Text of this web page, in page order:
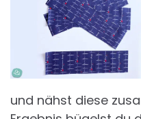
und nähst diese